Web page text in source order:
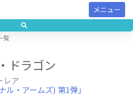
メニュー
覧
ドラゴン
レア
・アームズ) 第1弾」